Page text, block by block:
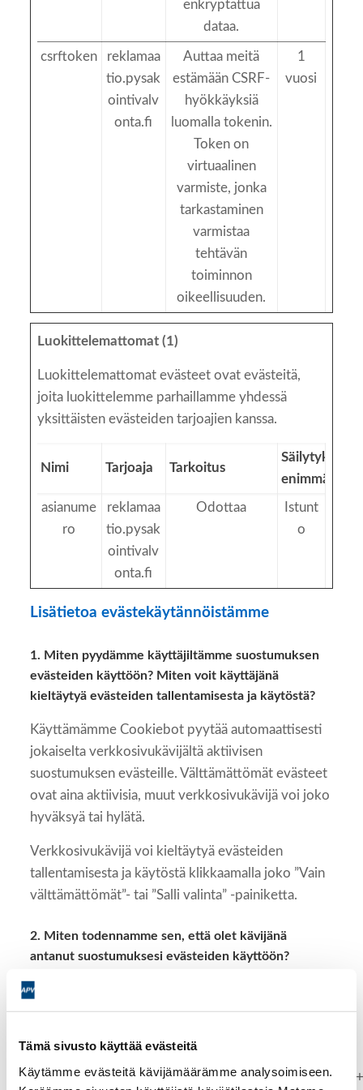
Tämä sivusto käyttää evästeitä
Käytämme evästeitä kävijämäärämme analysoimiseen.
enkryptattua
dataa.
csrftoken
reklamaa
tio.pysak
ointivalv
onta.fi
Auttaa meitä
estämään CSRF-
hyökkäyksiä
luomalla tokenin.
Token on
virtuaalinen
varmiste, jonka
tarkastaminen
varmistaa
tehtävän
toiminnon
oikeellisuuden.
1
vuosi
Luokittelemattomat (1)
Luokittelemattomat evästeet ovat evästeitä,
joita luokittelemme parhaillamme yhdessä
yksittäisten evästeiden tarjoajien kanssa.
Nimi Tarjoaja Tarkoitus
Säilytyksen
asianume
ro
reklamaa
tio.pysak
ointivalv
onta.fi
Odottaa
Istunt
o
Lisätietoa evästekäytännöistämme
1. Miten pyydämme käyttäjiltämme suostumuksen
evästeiden käyttöön? Miten voit käyttäjänä
kieltäytyä evästeiden tallentamisesta ja käytöstä?
Käyttämämme Cookiebot pyytää automaattisesti
jokaiselta verkkosivukävijältä aktiivisen
suostumuksen evästeille. Välttämättömät evästeet
ovat aina aktiivisia, muut verkkosivukävijä voi joko
hyväksyä tai hylätä.
Verkkosivukävijä voi kieltäytyä evästeiden
tallentamisesta ja käytöstä klikkaamalla joko ”Vain
välttämättömät”- tai ”Salli valinta” -painiketta.
2. Miten todennamme sen, että olet kävijänä
antanut suostumuksesi evästeiden käyttöön?
Verkkosivukävijälle luodaan evästeiden
hylkäämisen/hyväksymisen jälkeen uniikki,
hyväksymistunnus, esim.
3Dh80w05hREDhmrLDYGohKkkmAJ4IeJ/